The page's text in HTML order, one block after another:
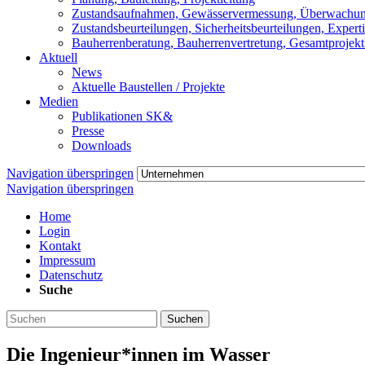
Zustandsaufnahmen, Gewässervermessung,
Zustandsbeurteilungen, Sicherheitsbeurteilungen,
Bauherrenberatung, Bauherrenvertretung,
Aktuell
News
Aktuelle Baustellen / Projekte
Medien
Publikationen SK&
Presse
Downloads
Navigation überspringen
Navigation überspringen
Home
Login
Kontakt
Impressum
Datenschutz
Suche
Suchen
Die Ingenieur*innen im Wasser